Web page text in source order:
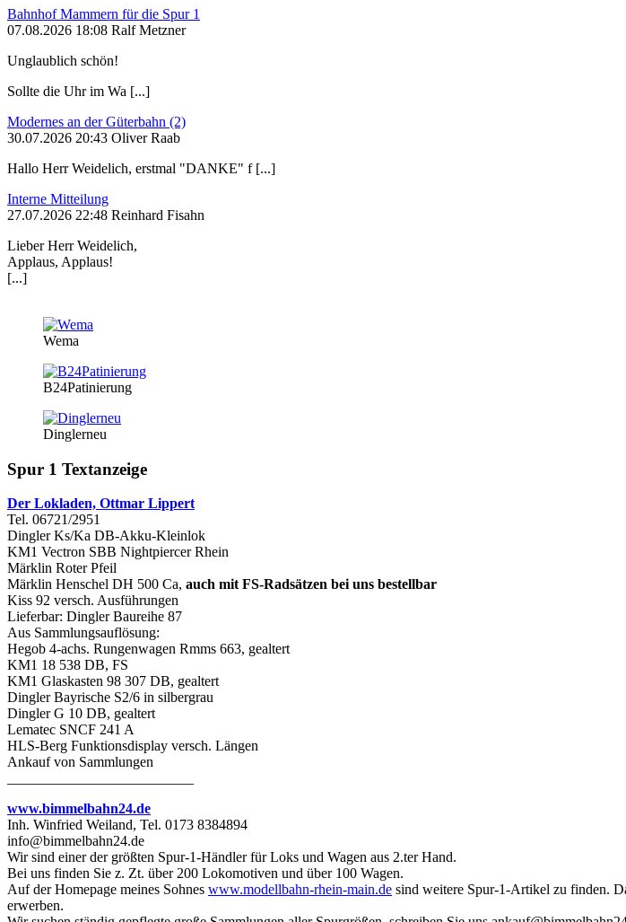
Bahnhof Mammern für die Spur 1
07.08.2026 18:08 Ralf Metzner
Unglaublich schön!
Sollte die Uhr im Wa [...]
Modernes an der Güterbahn (2)
30.07.2026 20:43 Oliver Raab
Hallo Herr Weidelich, erstmal "DANKE" f [...]
Interne Mitteilung
27.07.2026 22:48 Reinhard Fisahn
Lieber Herr Weidelich,
Applaus, Applaus!
[...]
Wema
B24Patinierung
Dinglerneu
Spur 1 Textanzeige
Der Lokladen, Ottmar Lippert
Tel. 06721/2951
Dingler Ks/Ka DB-Akku-Kleinlok
KM1 Vectron SBB Nightpiercer Rhein
Märklin Roter Pfeil
Märklin Henschel DH 500 Ca, auch mit FS-Radsätzen bei uns bestellbar
Kiss 92 versch. Ausführungen
Lieferbar: Dingler Baureihe 87
Aus Sammlungsauflösung:
Hegob 4-achs. Rungenwagen Rmms 663, gealtert
KM1 18 538 DB, FS
KM1 Glaskasten 98 307 DB, gealtert
Dingler Bayrische S2/6 in silbergrau
Dingler G 10 DB, gealtert
Lematec SNCF 241 A
HLS-Berg Funktionsdisplay versch. Längen
Ankauf von Sammlungen
www.bimmelbahn24.de
Inh. Winfried Weiland, Tel. 0173 8384894
info@bimmelbahn24.de
Wir sind einer der größten Spur-1-Händler für Loks und Wagen aus 2.ter Hand.
Bei uns finden Sie z. Zt. über 200 Lokomotiven und über 100 Wagen.
Auf der Homepage meines Sohnes www.modellbahn-rhein-main.de sind weitere Spur-1-Artikel zu finden.
erwerben.